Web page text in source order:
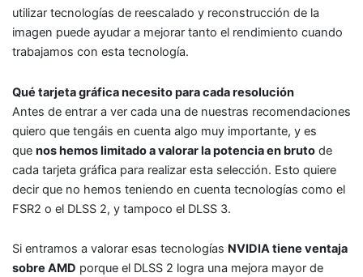
utilizar tecnologías de reescalado y reconstrucción de la
imagen puede ayudar a mejorar tanto el rendimiento cuando
trabajamos con esta tecnología.
Qué tarjeta gráfica necesito para cada resolución
Antes de entrar a ver cada una de nuestras recomendaciones
quiero que tengáis en cuenta algo muy importante, y es
que nos hemos limitado a valorar la potencia en bruto de
cada tarjeta gráfica para realizar esta selección. Esto quiere
decir que no hemos teniendo en cuenta tecnologías como el
FSR2 o el DLSS 2, y tampoco el DLSS 3.
Si entramos a valorar esas tecnologías NVIDIA tiene ventaja
sobre AMD porque el DLSS 2 logra una mejora mayor de